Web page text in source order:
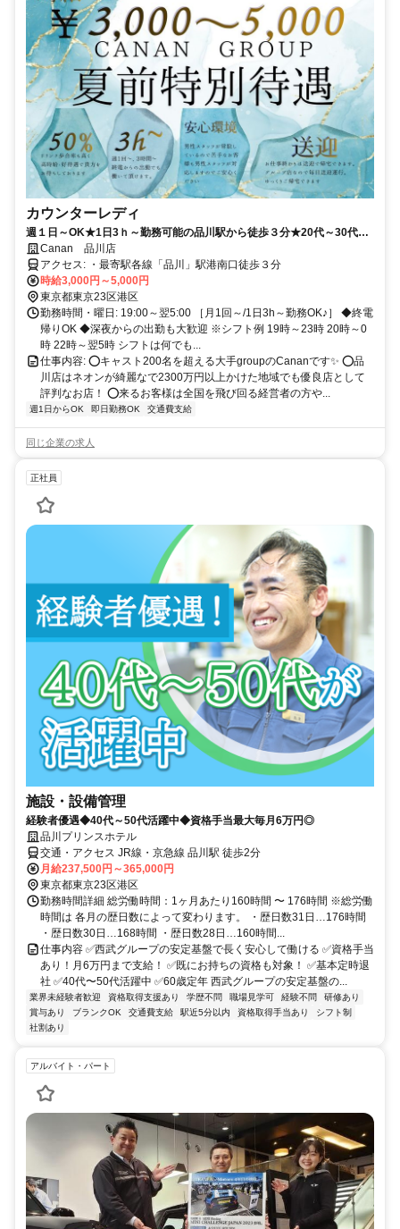
カウンターレディ
週１日～OK★1日3ｈ～勤務可能の品川駅から徒歩３分★20代～30代が
大活躍のグループ優良店！
Canan 品川店
アクセス: ・最寄駅各線「品川」駅港南口徒歩３分
時給3,000円～5,000円
東京都東京23区港区
勤務時間・曜日: 19:00～翌5:00 ［月1回～/1日3h～勤務OK♪］ ◆終電
帰りOK ◆深夜からの出勤も大歓迎 ※シフト例 19時～23時 20時～0
時 22時～翌5時 シフトは何でも...
仕事内容: ⭕キャスト200名を超える大手groupのCananです✨ ⭕品
川店はネオンが綺麗なで2300万円以上かけた地域でも優良店として
評判なお店！ ⭕来るお客様は全国を飛び回る経営者の方や...
週1日からOK 即日勤務OK 交通費支給
同じ企業の求人
正社員
施設・設備管理
経験者優遇◆40代～50代活躍中◆資格手当最大毎月6万円◎
品川プリンスホテル
交通・アクセス JR線・京急線 品川駅 徒歩2分
月給237,500円～365,000円
東京都東京23区港区
勤務時間詳細 総労働時間：1ヶ月あたり160時間 〜 176時間 ※総労働
時間は 各月の歴日数によって変わります。 ・歴日数31日…176時間
・歴日数30日…168時間 ・歴日数28日…160時間...
仕事内容 ✅西武グループの安定基盤で長く安心して働ける ✅資格手当
あり！月6万円まで支給！ ✅既にお持ちの資格も対象！ ✅基本定時退
社 ✅40代〜50代活躍中 ✅60歳定年 西武グループの安定基盤の...
業界未経験者歓迎 資格取得支援あり 学歴不問 職場見学可 経験不問
研修あり
賞与あり
ブランクOK 交通費支給 駅近5分以内 資格取得手当あり
シフト制
社割あり
アルバイト・パート